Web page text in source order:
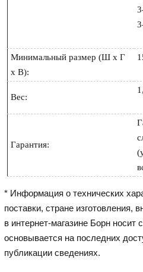
Минимальный размер (Ш x Г
x В):
Вес:
Гарантия:
* Информация о технических
поставки, стране изготовления,
в интернет-магазине Борн носит
основывается на последних
публикации сведениях.